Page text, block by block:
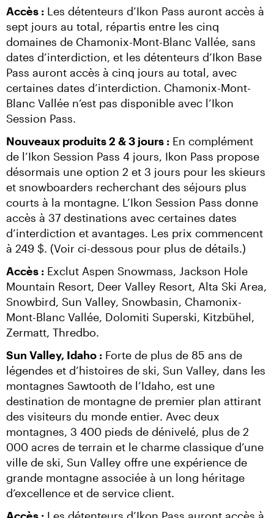
Accès : Les détenteurs d’Ikon Pass auront accès à
sept jours au total, répartis entre les cinq
domaines de Chamonix-Mont-Blanc Vallée, sans
dates d’interdiction, et les détenteurs d’Ikon Base
Pass auront accès à cinq jours au total, avec
certaines dates d’interdiction. Chamonix-Mont-
Blanc Vallée n’est pas disponible avec l’Ikon
Session Pass.
Nouveaux produits 2 & 3 jours : En complément
de l’Ikon Session Pass 4 jours, Ikon Pass propose
désormais une option 2 et 3 jours pour les skieurs
et snowboarders recherchant des séjours plus
courts à la montagne. L’Ikon Session Pass donne
accès à 37 destinations avec certaines dates
d’interdiction et avantages. Les prix commencent
à 249 $. (Voir ci-dessous pour plus de détails.)
Accès : Exclut Aspen Snowmass, Jackson Hole
Mountain Resort, Deer Valley Resort, Alta Ski Area,
Snowbird, Sun Valley, Snowbasin, Chamonix-
Mont-Blanc Vallée, Dolomiti Superski, Kitzbühel,
Zermatt, Thredbo.
Sun Valley, Idaho : Forte de plus de 85 ans de
légendes et d’histoires de ski, Sun Valley, dans les
montagnes Sawtooth de l’Idaho, est une
destination de montagne de premier plan attirant
des visiteurs du monde entier. Avec deux
montagnes, 3 400 pieds de dénivelé, plus de 2
000 acres de terrain et le charme classique d’une
ville de ski, Sun Valley offre une expérience de
grande montagne associée à un long héritage
d’excellence et de service client.